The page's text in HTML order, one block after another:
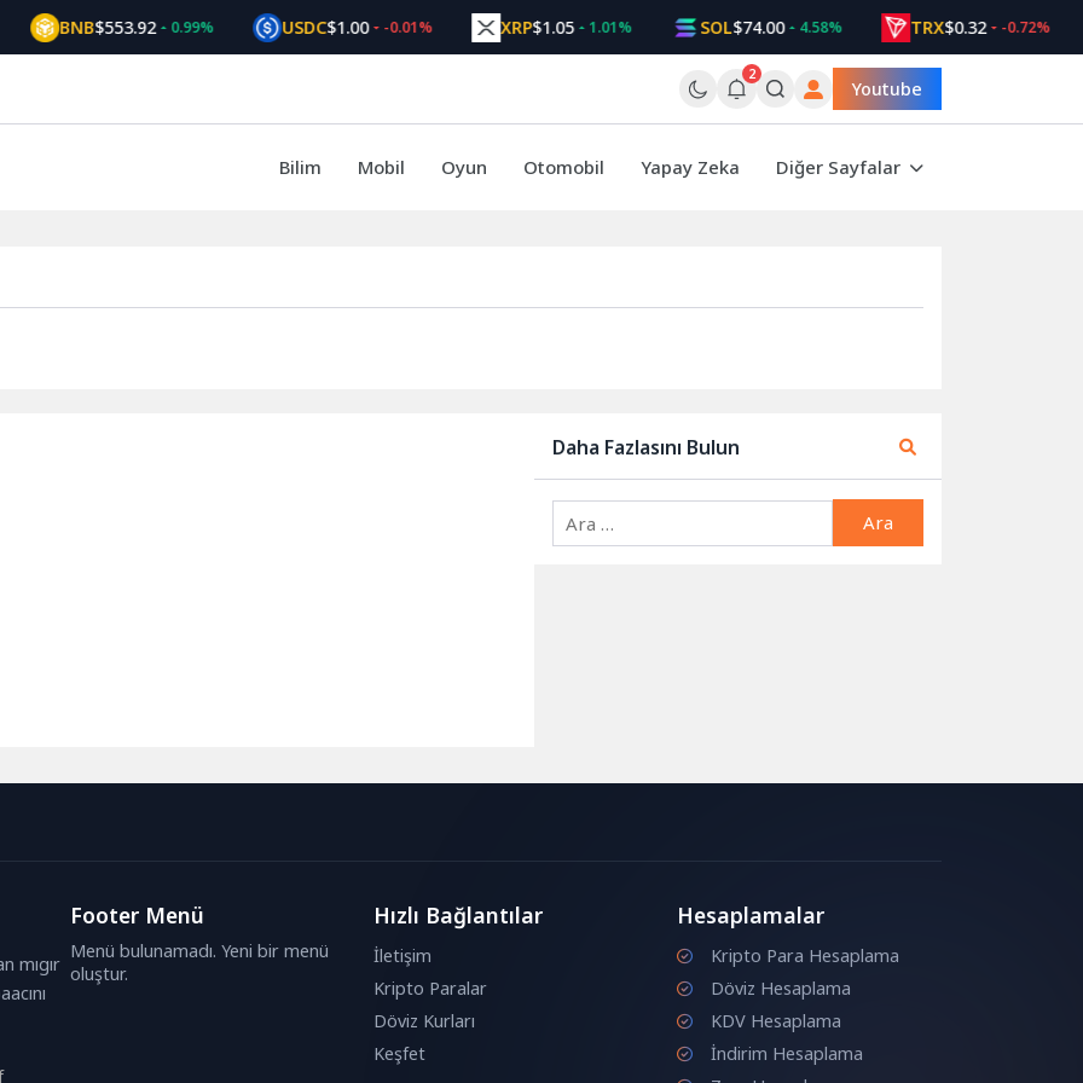
BNB$553.92 0.99% USDC$1.00 -0.01% XRP$1.05 1.01% SOL$74.00 4.58% TRX$0.32 -0.72%
2
Youtube
Bilim Mobil Oyun Otomobil Yapay Zeka Diğer Sayfalar
Daha Fazlasını Bulun
mıgır
Footer Menü
Menü bulunamadı. Yeni bir menü
oluştur.
Hızlı Bağlantılar
İletişim
Kripto Paralar
Döviz Kurları
Keşfet
Hesaplamalar
Kripto Para Hesaplama
Döviz Hesaplama
KDV Hesaplama
İndirim Hesaplama